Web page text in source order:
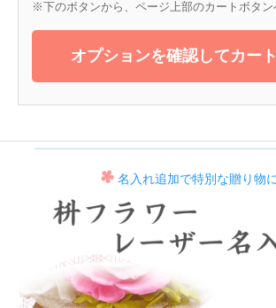
※下のボタンから、ページ上部のカートボタン
オプションを確認してカー
名入れ追加で特別な贈り物に